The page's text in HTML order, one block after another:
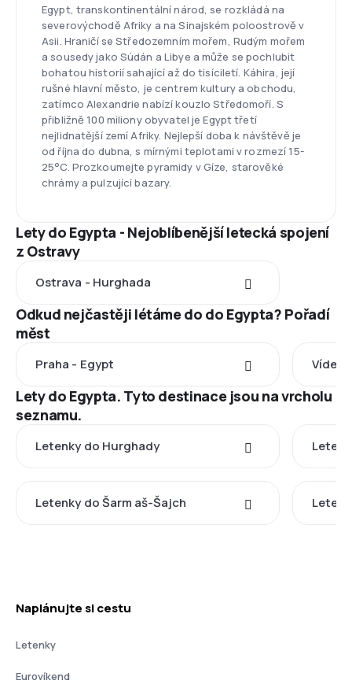
Egypt, transkontinentální národ, se rozkládá na
severovýchodě Afriky a na Sinajském poloostrově v
Asii. Hraničí se Středozemním mořem, Rudým mořem
a sousedy jako Súdán a Libye a může se pochlubit
bohatou historií sahající až do tisíciletí. Káhira, její
rušné hlavní město, je centrem kultury a obchodu,
zatímco Alexandrie nabízí kouzlo Středomoří. S
přibližně 100 miliony obyvatel je Egypt třetí
nejlidnatější zemí Afriky. Nejlepší doba k návštěvě je
od října do dubna, s mírnými teplotami v rozmezí 15-
25°C. Prozkoumejte pyramidy v Gíze, starověké
chrámy a pulzující bazary.
Lety do Egypta - Nejoblíbenější letecká spojení
z Ostravy
Ostrava - Hurghada
Odkud nejčastěji létáme do do Egypta? Pořadí
měst
Praha - Egypt Vídeň
Lety do Egypta. Tyto destinace jsou na vrcholu
seznamu.
Letenky do Hurghady
Letenky do Šarm aš-Šajch
Naplánujte si cestu
Letenky
Eurovíkend